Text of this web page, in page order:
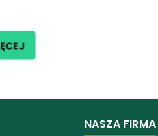
NASZA FIRMA